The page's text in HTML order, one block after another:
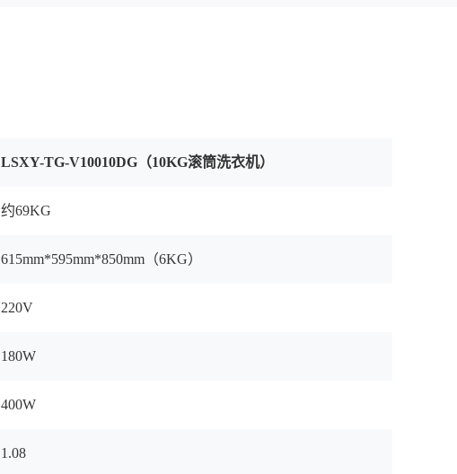
LSXY-TG-V10010DG（10KG滚筒洗衣机）
约69KG
615mm*595mm*850mm（6KG）
220V
180W
400W
1.08